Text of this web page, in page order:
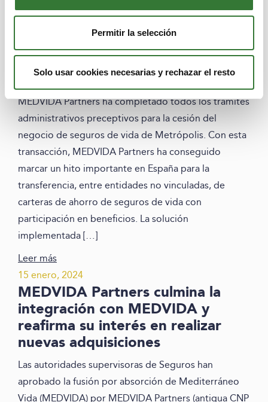
Permitir la selección
Solo usar cookies necesarias y rechazar el resto
MEDVIDA Partners completa la
adquisición de la cartera de
seguros de vida de Metrópolis
MEDVIDA Partners ha completado todos los trámites
administrativos preceptivos para la cesión del
negocio de seguros de vida de Metrópolis. Con esta
transacción, MEDVIDA Partners ha conseguido
marcar un hito importante en España para la
transferencia, entre entidades no vinculadas, de
carteras de ahorro de seguros de vida con
participación en beneficios. La solución
implementada […]
Leer más
15 enero, 2024
MEDVIDA Partners culmina la
integración con MEDVIDA y
reafirma su interés en realizar
nuevas adquisiciones
Las autoridades supervisoras de Seguros han
aprobado la fusión por absorción de Mediterráneo
Vida (MEDVIDA) por MEDVIDA Partners (antigua CNP